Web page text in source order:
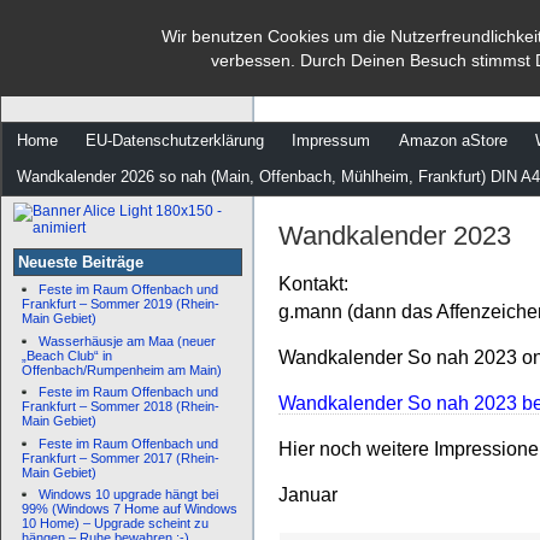
Wir benutzen Cookies um die
verbessen. Durch Deinen Besuch stimmst
dann rate mal
Home EU-Datenschutzerklärung Impressum Amazon aStore
Wandkalender 2026 so nah (Main, Offenbach, Mühlheim, Frankfurt) DIN
Neueste Beiträge
Feste im Raum Offenbach und
Frankfurt – Sommer 2019 (Rhein-
Main Gebiet)
Wasserhäusje am Maa (neuer
„Beach Club“ in
Offenbach/Rumpenheim am Main)
Feste im Raum Offenbach und
Frankfurt – Sommer 2018 (Rhein-
Main Gebiet)
Feste im Raum Offenbach und
Frankfurt – Sommer 2017 (Rhein-
Main Gebiet)
Windows 10 upgrade hängt bei
99% (Windows 7 Home auf Windows
10 Home) – Upgrade scheint zu
Wandkalender 2023
Kontakt:
g.mann (dann das
Wandkalender So nah 2023
Wandkalender So nah 2023
Hier noch weitere
Januar